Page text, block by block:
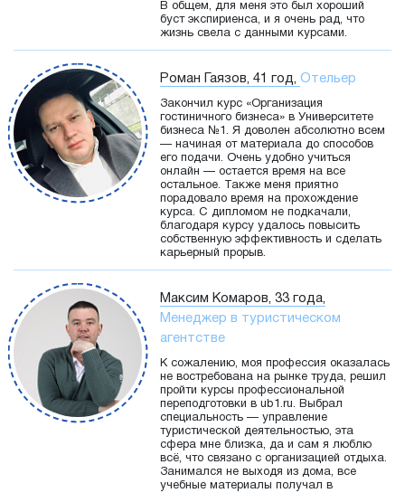
В общем, для меня это был хороший
буст экспириенса, и я очень рад, что
жизнь свела с данными курсами.
Роман Гаязов, 41 год, Отельер
Закончил курс «Организация
гостиничного бизнеса» в Университете
бизнеса №1. Я доволен абсолютно всем
— начиная от материала до способов
его подачи. Очень удобно учиться
онлайн — остается время на все
остальное. Также меня приятно
порадовало время на прохождение
курса. С дипломом не подкачали,
благодаря курсу удалось повысить
собственную эффективность и сделать
карьерный прорыв.
Максим Комаров, 33 года,
Менеджер в туристическом
агентстве
К сожалению, моя профессия оказалась
не востребована на рынке труда, решил
пройти курсы профессиональной
переподготовки в ub1.ru. Выбрал
специальность — управление
туристической деятельностью, эта
сфера мне близка, да и сам я люблю
всё, что связано с организацией отдыха.
Занимался не выходя из дома, все
учебные материалы получал в